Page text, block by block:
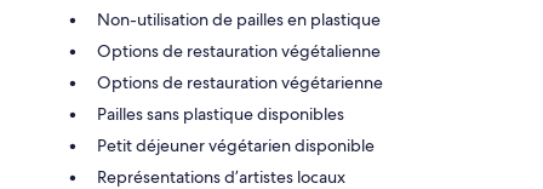
Non-utilisation de pailles en plastique
Options de restauration végétalienne
Options de restauration végétarienne
Pailles sans plastique disponibles
Petit déjeuner végétarien disponible
Représentations d’artistes locaux